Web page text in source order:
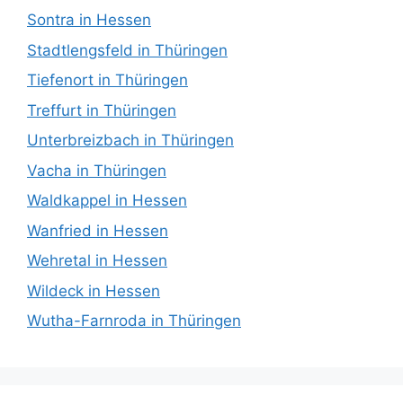
Sontra in Hessen
Stadtlengsfeld in Thüringen
Tiefenort in Thüringen
Treffurt in Thüringen
Unterbreizbach in Thüringen
Vacha in Thüringen
Waldkappel in Hessen
Wanfried in Hessen
Wehretal in Hessen
Wildeck in Hessen
Wutha-Farnroda in Thüringen